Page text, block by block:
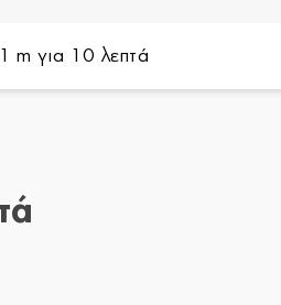
m για 10 λεπτά